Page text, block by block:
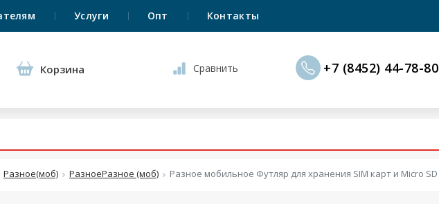
Услуги Опт Контакты
Корзина Сравнить +7 (8452) 44-78-80
Разное(моб) РазноеРазное (моб) Разное мобильное Футляр для хранения SIM карт и Micro SD